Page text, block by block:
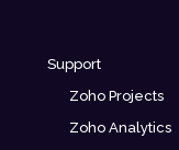
Support
Zoho Projects
Zoho Analytics